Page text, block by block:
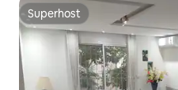
Superhost
Superhost